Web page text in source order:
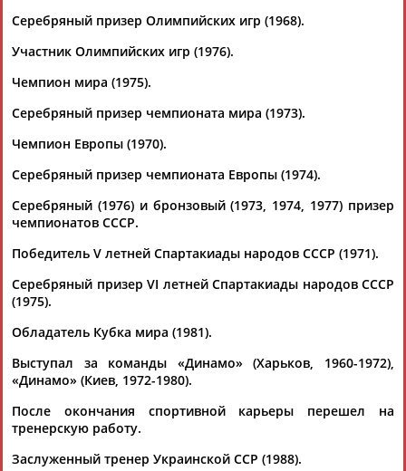
ТАБЛО АКТИВНОСТИ
ЦЕЛИ ПРОЕКТА КОНТАКТЫ
Вопросы сотрудничества и совместной деятельности inform@infosport.ru
© Стадион, 1998-2026
Разработка и поддержка ООО НАИТ «Стадион»
Адресов в новостной рассылке: 996
Подпишись
Серебряный призер Олимпийских игр (1968).
Участник Олимпийских игр (1976).
Чемпион мира (1975).
Серебряный призер чемпионата мира (1973).
Чемпион Европы (1970).
Серебряный призер чемпионата Европы (1974).
Серебряный (1976) и бронзовый (1973, 1974, 1977) призер
чемпионатов СССР.
Победитель V летней Спартакиады народов СССР (1971).
Серебряный призер VI летней Спартакиады народов СССР
(1975).
Обладатель Кубка мира (1981).
Выступал за команды «Динамо» (Харьков, 1960-1972),
«Динамо» (Киев, 1972-1980).
После окончания спортивной карьеры перешел на
тренерскую работу.
Заслуженный тренер Украинской ССР (1988).